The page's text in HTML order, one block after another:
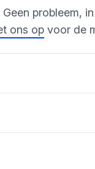
probleem,
ons op voor de